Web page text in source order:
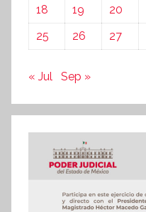
18
19 20
25
26 27
« Jul Sep »